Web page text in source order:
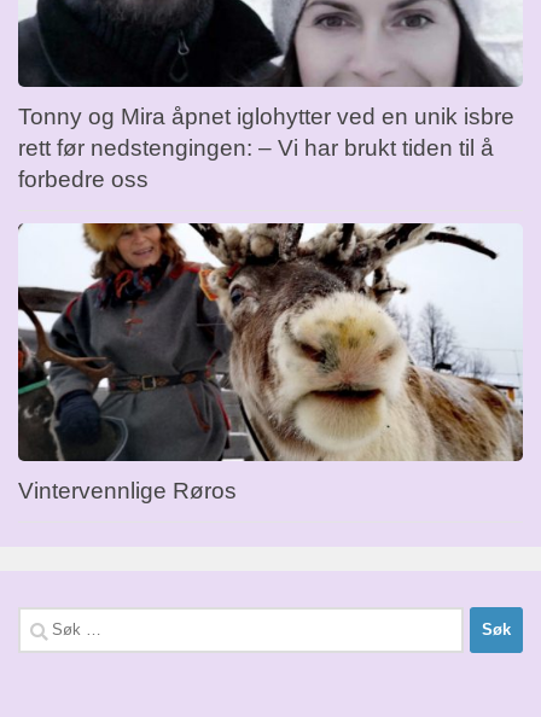
Tonny og Mira åpnet iglohytter ved en unik isbre
rett før nedstengingen: – Vi har brukt tiden til å
forbedre oss
Vintervennlige Røros
Søk
etter: